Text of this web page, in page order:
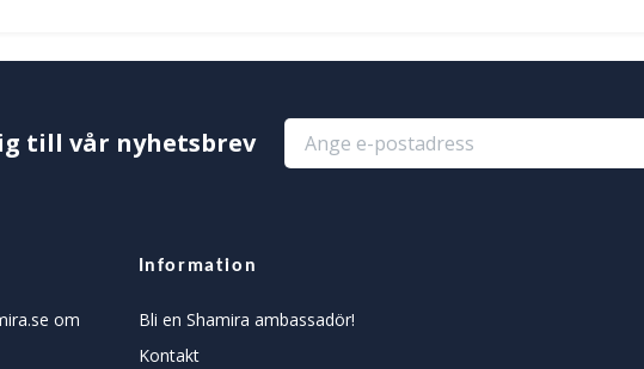
till vår nyhetsbrev
om
Information
Bli en Shamira ambassadör!
Kontakt